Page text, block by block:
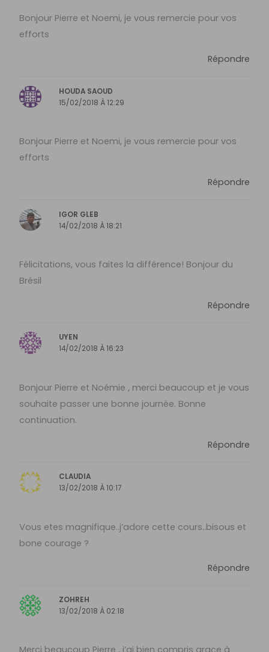
Bonjour Pierre et Noemi, je vous remercie pour vos
efforts
Répondre
HOUDA SAOUD
15/02/2018 À 12:29
Bonjour Pierre et Noemi, je vous remercie pour vos
efforts
Répondre
IGOR GLEB
14/02/2018 À 18:21
Félicitations, vous faites la différence! Bonjour du
Brésil
Répondre
UYEN
14/02/2018 À 16:23
Bonjour Pierre et Noémie , merci beaucoup et je vous
souhaite passer une bonne journée. Bonne
continuation.
Répondre
CLAUDIA
13/02/2018 À 10:17
Vous etes magnifique..j’adore cette cours..bisous et
bone courage ?
Répondre
ZOHREH
13/02/2018 À 02:18